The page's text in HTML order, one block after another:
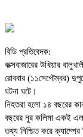
বিডি প্রতিবেদক:
কক্সবাজারের উখিয়ার
রোববার (১১সেপ্টেম্বর)
ঘটনা ঘটে।
নিহতরা হলো ১৪ বছরের
বছরের নুর কলিমা একই
তথ্য নিশ্চিত করে